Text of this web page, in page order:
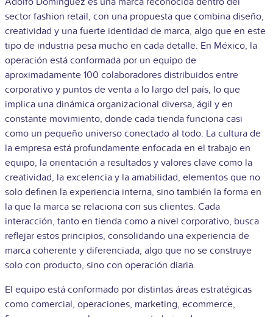
sector fashion retail, con una propuesta que combina diseño,
creatividad y una fuerte identidad de marca, algo que en este
tipo de industria pesa mucho en cada detalle. En México, la
operación está conformada por un equipo de
aproximadamente 100 colaboradores distribuidos entre
corporativo y puntos de venta a lo largo del país, lo que
implica una dinámica organizacional diversa, ágil y en
constante movimiento, donde cada tienda funciona casi
como un pequeño universo conectado al todo. La cultura de
la empresa está profundamente enfocada en el trabajo en
equipo, la orientación a resultados y valores clave como la
creatividad, la excelencia y la amabilidad, elementos que no
solo definen la experiencia interna, sino también la forma en
la que la marca se relaciona con sus clientes. Cada
interacción, tanto en tienda como a nivel corporativo, busca
reflejar estos principios, consolidando una experiencia de
marca coherente y diferenciada, algo que no se construye
solo con producto, sino con operación diaria.
El equipo está conformado por distintas áreas estratégicas
como comercial, operaciones, marketing, ecommerce,